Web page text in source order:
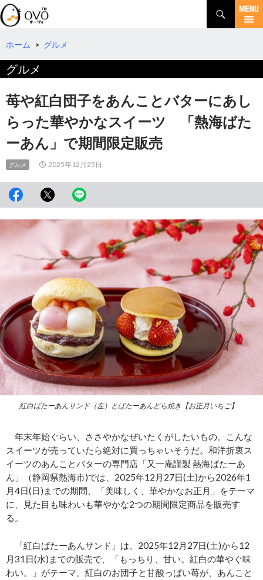
検
索
コ
テ
ツ
へ
移
動
ホーム > グルメ
グルメ
苺や紅白団子をあんことバターにあし
らった華やかなスイーツ 「熱海ばた
ーあん」で期間限定販売
グルメ 2025年12月25日
紅白ばたーあんサンド（左）とばたーあんどら焼き【お正月いちご】
年末年始ぐらい、ささやかなぜいたくがしたいもの。こんな
スイーツが売っていたら絶対に買っちゃいそうだ。和洋折衷ス
イーツのあんことバターの専門店「又一庵謹製 熱海ばたーあ
ん」（静岡県熱海市)では、2025年12月27日(土)から2026年1
月4日(日)までの期間、「美味しく、華やかなお正月」をテーマ
に、見た目も味わいも華やかな2つの期間限定商品を販売す
る。
「紅白ばたーあんサンド」は、2025年12月27日(土)から12
月31日(水)までの販売で、「もっちり、甘い。紅白の華やぐ味
わい。」がテーマ。紅白のお団子と甘酸っぱい苺が、あんこと